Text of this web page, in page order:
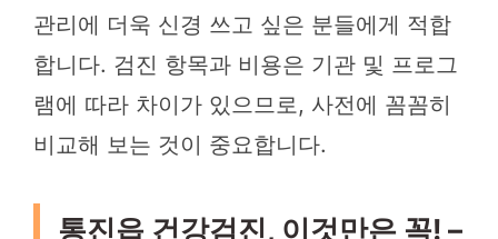
관리에 더욱 신경 쓰고 싶은 분들에게 적합
합니다. 검진 항목과 비용은 기관 및 프로그
램에 따라 차이가 있으므로, 사전에 꼼꼼히
비교해 보는 것이 중요합니다.
통진읍 건강검진, 이것만은 꼭! –